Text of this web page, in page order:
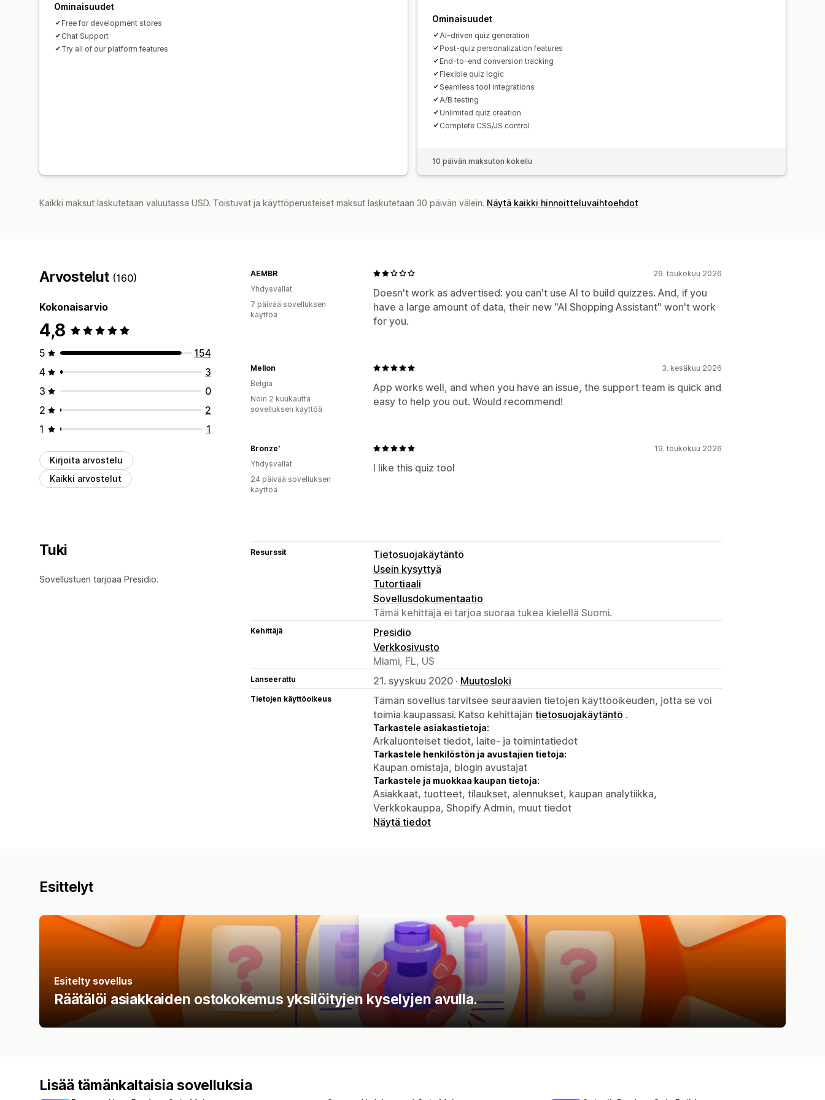
Ominaisuudet
Free for development stores
Chat Support
Try all of our platform features
Ominaisuudet
AI-driven quiz generation
Post-quiz personalization features
End-to-end conversion tracking
Flexible quiz logic
Seamless tool integrations
A/B testing
Unlimited quiz creation
Complete CSS/JS control
10 päivän maksuton kokeilu
Kaikki maksut laskutetaan valuutassa USD. Toistuvat ja käyttöperusteiset maksut laskutetaan 30 päivän välein. Näytä kaikki hinnoitteluvaihtoehdot
Arvostelut (160)
Kokonaisarvio
4,8
5
154
4
3
3
0
2
2
1
1
Kirjoita arvostelu
Kaikki arvostelut
29. toukokuu 2026
Doesn't work as advertised: you can't use AI to build quizzes. And, if you
have a large amount of data, their new "AI Shopping Assistant" won't work
for you.
AEMBR
Yhdysvallat
7 päivää sovelluksen
käyttöä
3. kesäkuu 2026
App works well, and when you have an issue, the support team is quick and
easy to help you out. Would recommend!
Mellon
Belgia
Noin 2 kuukautta
sovelluksen käyttöä
19. toukokuu 2026
I like this quiz tool
Bronze'
Yhdysvallat
24 päivää sovelluksen
käyttöä
Tuki
Sovellustuen tarjoaa Presidio.
Resurssit
Tietosuojakäytäntö
Usein kysyttyä
Tutortiaali
Sovellusdokumentaatio
Tämä kehittäjä ei tarjoa suoraa tukea kielellä Suomi.
Kehittäjä
Presidio
Verkkosivusto
Miami, FL, US
Lanseerattu 21. syyskuu 2020 · Muutosloki
Tietojen käyttöoikeus
Tämän sovellus tarvitsee seuraavien tietojen käyttöoikeuden, jotta se voi
toimia kaupassasi. Katso kehittäjän tietosuojakäytäntö .
Tarkastele asiakastietoja:
Arkaluonteiset tiedot, laite- ja toimintatiedot
Tarkastele henkilöstön ja avustajien tietoja:
Kaupan omistaja, blogin avustajat
Tarkastele ja muokkaa kaupan tietoja:
Asiakkaat, tuotteet, tilaukset, alennukset, kaupan analytiikka,
Verkkokauppa, Shopify Admin, muut tiedot
Näytä tiedot
Esittelyt
Esitelty sovellus
Räätälöi asiakkaiden ostokokemus yksilöityjen kyselyjen avulla.
Lisää tämänkaltaisia sovelluksia